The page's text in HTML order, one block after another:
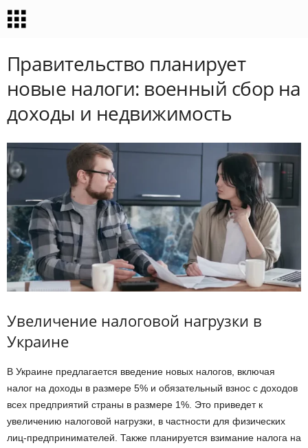
Правительство планирует
новые налоги: военный сбор на
доходы и недвижимость
Увеличение налоговой нагрузки в
Украине
В Украине предлагается введение новых налогов, включая
налог на доходы в размере 5% и обязательный взнос с доходов
всех предприятий страны в размере 1%. Это приведет к
увеличению налоговой нагрузки, в частности для физических
лиц-предпринимателей. Также планируется взимание налога на